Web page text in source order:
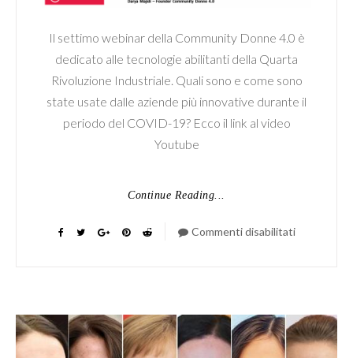
Il settimo webinar della Community Donne 4.0 è
dedicato alle tecnologie abilitanti della Quarta
Rivoluzione Industriale. Quali sono e come sono
state usate dalle aziende più innovative durante il
periodo del COVID-19? Ecco il link al video
Youtube
Continue Reading...
Commenti disabilitati
Donne
4.0
–